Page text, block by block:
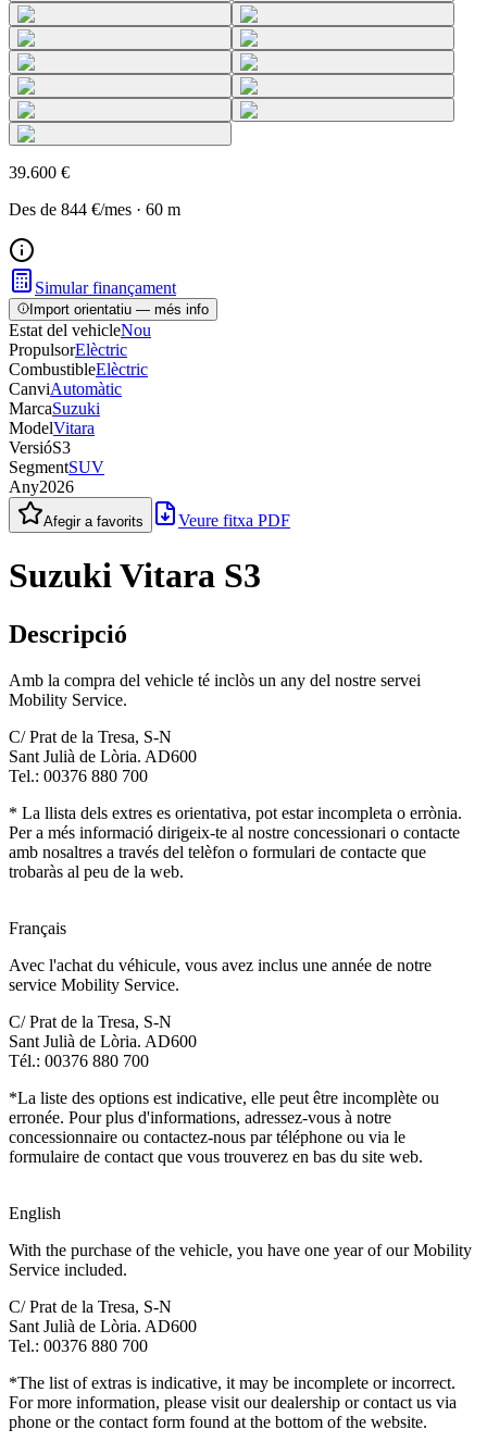
39.600 €
Des de 844 €/mes · 60 m
Simular finançament
Import orientatiu — més info
Estat del vehicleNou
PropulsorElèctric
CombustibleElèctric
CanviAutomàtic
MarcaSuzuki
ModelVitara
VersióS3
SegmentSUV
Any2026
Afegir a favorits Veure fitxa PDF
Suzuki Vitara S3
Descripció
Amb la compra del vehicle té inclòs un any del nostre servei
Mobility Service.
C/ Prat de la Tresa, S-N
Sant Julià de Lòria. AD600
Tel.: 00376 880 700
* La llista dels extres es orientativa, pot estar incompleta o errònia.
Per a més informació dirigeix-te al nostre concessionari o contacte
amb nosaltres a través del telèfon o formulari de contacte que
trobaràs al peu de la web.
Français
Avec l'achat du véhicule, vous avez inclus une année de notre
service Mobility Service.
C/ Prat de la Tresa, S-N
Sant Julià de Lòria. AD600
Tél.: 00376 880 700
*La liste des options est indicative, elle peut être incomplète ou
erronée. Pour plus d'informations, adressez-vous à notre
concessionnaire ou contactez-nous par téléphone ou via le
formulaire de contact que vous trouverez en bas du site web.
English
With the purchase of the vehicle, you have one year of our Mobility
Service included.
C/ Prat de la Tresa, S-N
Sant Julià de Lòria. AD600
Tel.: 00376 880 700
*The list of extras is indicative, it may be incomplete or incorrect.
For more information, please visit our dealership or contact us via
phone or the contact form found at the bottom of the website.